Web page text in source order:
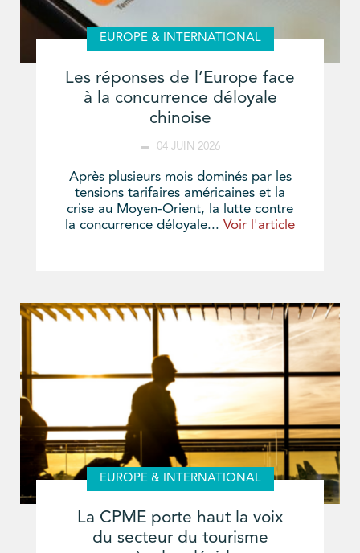
EUROPE & INTERNATIONAL
Les réponses de l’Europe face
à la concurrence déloyale
chinoise
04 JUIN 2026
Après plusieurs mois dominés par les
tensions tarifaires américaines et la
crise au Moyen-Orient, la lutte contre
la concurrence déloyale... Voir l'article
EUROPE & INTERNATIONAL
La CPME porte haut la voix
du secteur du tourisme